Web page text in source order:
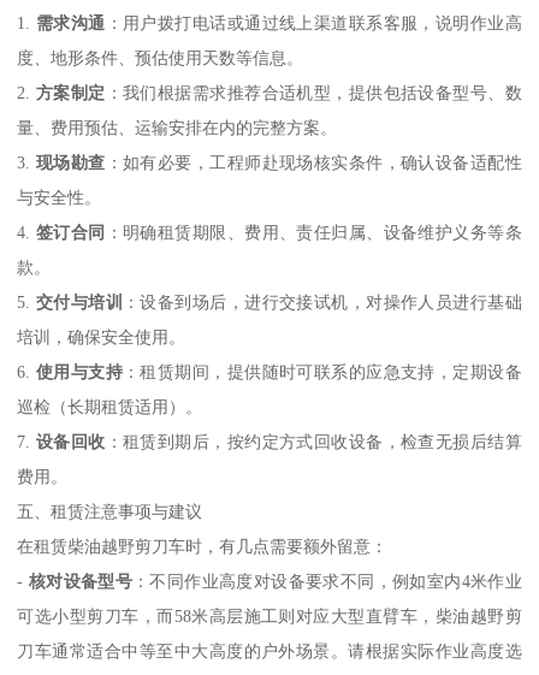
1. 需求沟通 ：用户拨打电话或通过线上渠道联系客服，说明作业高
度、地形条件、预估使用天数等信息。
2. 方案制定 ：我们根据需求推荐合适机型，提供包括设备型号、数
量、费用预估、运输安排在内的完整方案。
3. 现场勘查 ：如有必要，工程师赴现场核实条件，确认设备适配性
与安全性。
4. 签订合同 ：明确租赁期限、费用、责任归属、设备维护义务等条
款。
5. 交付与培训
：设备到场后，进行交接试机，对操作人员进行基础
培训，确保安全使用。
6. 使用与支持 ：租赁期间，提供随时可联系的应急支持，定期设备
巡检（长期租赁适用）。
7. 设备回收 ：租赁到期后，按约定方式回收设备，检查无损后结算
费用。
五、租赁注意事项与建议
在租赁柴油越野剪刀车时，有几点需要额外留意：
- 核对设备型号 ：不同作业高度对设备要求不同，例如室内4米作业
可选小型剪刀车，而58米高层施工则对应大型直臂车，柴油越野剪
刀车通常适合中等至中大高度的户外场景。请根据实际作业高度选